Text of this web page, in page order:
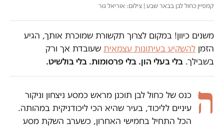
קמפיין כחול לבן בבאר שבע | צילום: אוריאל גור
משנים כיוון! במקום לצרוך תקשורת שמוכרת אותך, הגיע
הזמן להשקיע בעיתונות עצמאית שעובדת אך ורק
בשבילך. בלי בעלי הון. בלי פרסומות. בלי בולשיט.
ה כנס של כחול לבן תוכנן מראש כמסע ניצחון וניקור
עיניים לליכוד, בעיר שהיא הכי ליכודניקית במהותה.
הכל התחיל בחמישי האחרון, כשערב השקת מסע